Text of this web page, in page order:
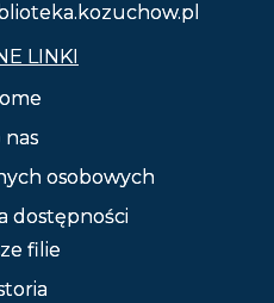
LINKI
nas
osobowych
dostępności
filie